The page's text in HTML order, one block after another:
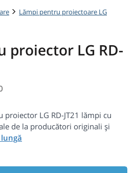
Lămpi pentru proiectoare LG
proiector LG RD-
LG RD-JT21 lămpi cu
de la producători originali și